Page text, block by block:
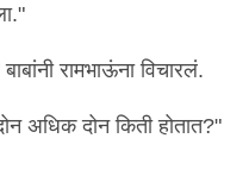
रामभाऊंना विचारलं.
अधिक दोन किती होतात?"